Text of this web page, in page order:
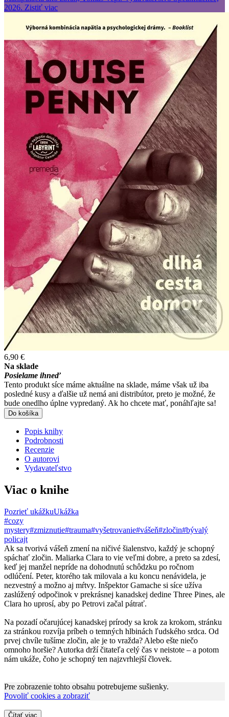
6,90 €
Na sklade
Posielame ihneď
Tento produkt síce máme aktuálne na sklade, máme však už iba
posledné kusy a ďalšie už nemá ani distribútor, preto je možné, že
bude onedlho úplne vypredaný. Ak ho chcete mať, ponáhľajte sa!
Do košíka
Popis knihy
Podrobnosti
Recenzie
O autorovi
Vydavateľstvo
Viac o knihe
Pozrieť ukážkuUkážka
#cozy
mystery#zmiznutie#trauma#vyšetrovanie#vášeň#zločin#bývalý
policajt
Ak sa tvorivá vášeň zmení na ničivé šialenstvo, každý je schopný
spáchať zločin. Maliarka Clara to vie veľmi dobre, a preto sa zdesí,
keď jej manžel nepríde na dohodnutú schôdzku po ročnom
odlúčení. Peter, ktorého tak milovala a ku koncu nenávidela, je
nezvestný a možno aj mŕtvy. Inšpektor Gamache si síce užíva
zaslúžený odpočinok v prekrásnej kanadskej dedine Three Pines, ale
Clara ho uprosí, aby po Petrovi začal pátrať.
Na pozadí očarujúcej kanadskej prírody sa krok za krokom, stránku
za stránkou rozvíja príbeh o temných hlbinách ľudského srdca. Od
prvej chvíle tušíme zločin, ale je to vražda? Alebo ešte niečo
omnoho horšie? Autorka drží čitateľa celý čas v neistote – a potom
nám ukáže, čoho je schopný ten najzvrhlejší človek.
Pre zobrazenie tohto obsahu potrebujeme sušienky.
Povoliť cookies a zobraziť
Čítať viac